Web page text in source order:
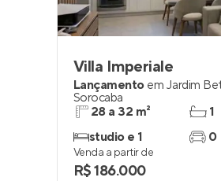
Villa Imperiale
Lançamento em Jardim
Sorocaba
28 a 32 m²
studio e 1
1
0
Venda a partir de
R$ 186.000